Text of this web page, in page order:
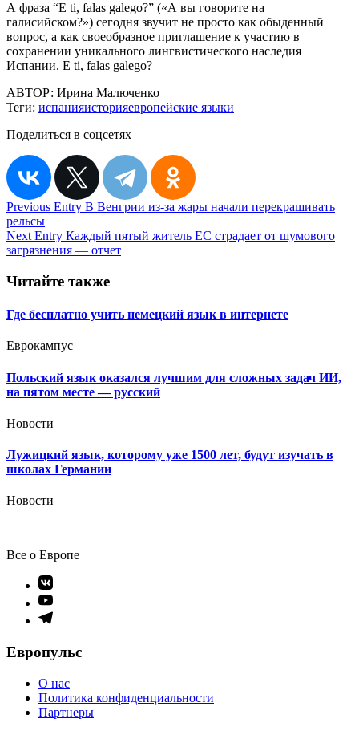
А фраза “E ti, falas galego?” («А вы говорите на
галисийском?») сегодня звучит не просто как обыденный
вопрос, а как своеобразное приглашение к участию в
сохранении уникального лингвистического наследия
Испании. E ti, falas galego?
АВТОР: Ирина Малюченко
Теги: испанияисторияевропейские языки
Поделиться в соцсетях
Навигация
по
записям
Previous Entry В Венгрии из-за жары начали перекрашивать
рельсы
Next Entry Каждый пятый житель ЕС страдает от шумового
загрязнения — отчет
Читайте также
Где бесплатно учить немецкий язык в интернете
Еврокампус
Польский язык оказался лучшим для сложных задач ИИ,
на пятом месте — русский
Новости
Лужицкий язык, которому уже 1500 лет, будут изучать в
школах Германии
Новости
Все о Европе
Элемент
меню
Элемент
меню
Элемент
Европульс
О нас
Политика конфиденциальности
Партнеры